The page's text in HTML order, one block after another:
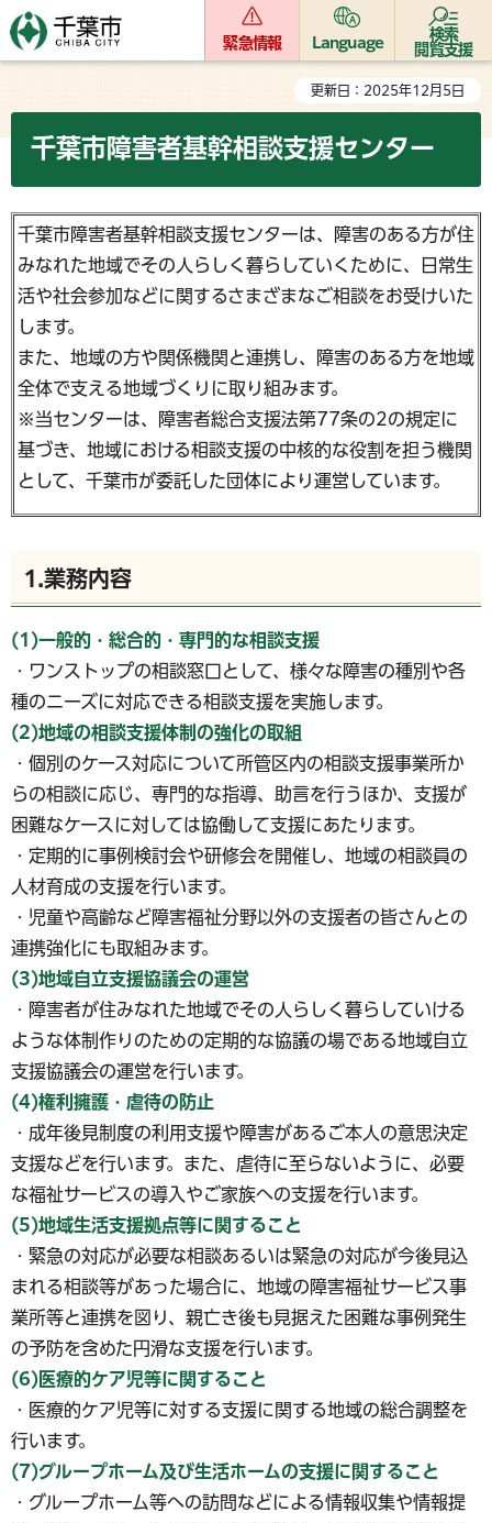
緊急情報 Language
検索
閲覧支援
更新日：2025年12月5日
千葉市障害者基幹相談支援センター
千葉市障害者基幹相談支援センターは、障害のある方が住
みなれた地域でその人らしく暮らしていくために、日常生
活や社会参加などに関するさまざまなご相談をお受けいた
します。
また、地域の方や関係機関と連携し、障害のある方を地域
全体で支える地域づくりに取り組みます。
※当センターは、障害者総合支援法第77条の2の規定に
基づき、地域における相談支援の中核的な役割を担う機関
として、千葉市が委託した団体により運営しています。
1.業務内容
(1)一般的・総合的・専門的な相談支援
・ワンストップの相談窓口として、様々な障害の種別や各
種のニーズに対応できる相談支援を実施します。
(2)地域の相談支援体制の強化の取組
・個別のケース対応について所管区内の相談支援事業所か
らの相談に応じ、専門的な指導、助言を行うほか、支援が
困難なケースに対しては協働して支援にあたります。
・定期的に事例検討会や研修会を開催し、地域の相談員の
人材育成の支援を行います。
・児童や高齢など障害福祉分野以外の支援者の皆さんとの
連携強化にも取組みます。
(3)地域自立支援協議会の運営
・障害者が住みなれた地域でその人らしく暮らしていける
ような体制作りのための定期的な協議の場である地域自立
支援協議会の運営を行います。
(4)権利擁護・虐待の防止
・成年後見制度の利用支援や障害があるご本人の意思決定
支援などを行います。また、虐待に至らないように、必要
な福祉サービスの導入やご家族への支援を行います。
(5)地域生活支援拠点等に関すること
・緊急の対応が必要な相談あるいは緊急の対応が今後見込
まれる相談等があった場合に、地域の障害福祉サービス事
業所等と連携を図り、親亡き後も見据えた困難な事例発生
の予防を含めた円滑な支援を行います。
(6)医療的ケア児等に関すること
・医療的ケア児等に対する支援に関する地域の総合調整を
行います。
(7)グループホーム及び生活ホームの支援に関すること
・グループホーム等への訪問などによる情報収集や情報提